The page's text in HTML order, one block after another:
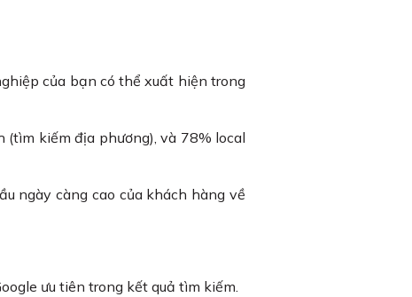
của bạn có thể xuất hiện trong
(tìm kiếm địa phương), và 78% local
ngày càng cao của khách hàng về
ưu tiên trong kết quả tìm kiếm.